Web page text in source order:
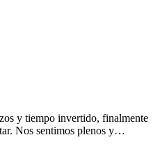
y tiempo invertido, finalmente
Nos sentimos plenos y…